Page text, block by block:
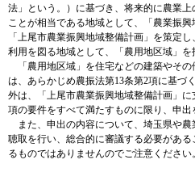
法」という。）に基づき、将来的に農業
ことが相当である地域として、「農業振興
「上尾市農業振興地域整備計画」を策定
利用を図る地域として、「農用地区域」を
「農用地区域」を住宅などの建築やそ
は、あらかじめ農振法第13条第2項に基づ
外は、「上尾市農業振興地域整備計画」
項の要件をすべて満たすものに限り、申出
また、申出の内容について、埼玉県や
聴取を行い、総合的に審議する必要があ
るものではありませんのでご注意ください。​​